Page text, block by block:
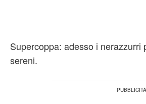
"L’Inter ha 4 lunghezze di
Supercoppa: adesso i nerazzurri
sereni.